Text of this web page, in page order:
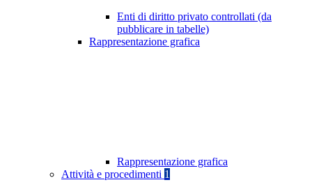
Enti di diritto privato controllati (da
pubblicare in tabelle)
Rappresentazione grafica
Rappresentazione grafica
Attività e procedimenti 1